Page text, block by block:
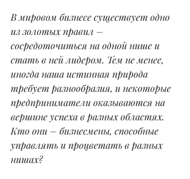
В мировом бизнесе существует одно
из золотых правил –
сосредоточиться на одной нише и
стать в ней лидером. Тем не менее,
иногда наша истинная природа
требует разнообразия, и некоторые
предприниматели оказываются на
вершине успеха в разных областях.
Кто они – бизнесмены, способные
управлять и процветать в разных
нишах?